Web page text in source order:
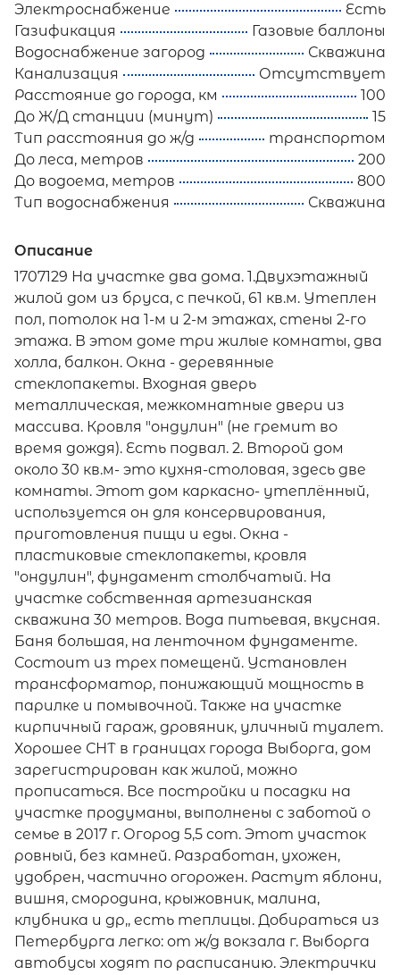
Электроснабжение
Есть
Газификация
Газовые баллоны
Водоснабжение загород
Скважина
Канализация
Отсутствует
Расстояние до города, км
100
До Ж/Д станции (минут)
15
Тип расстояния до ж/д
транспортом
До леса, метров
200
До водоема, метров
800
Тип водоснабжения
Скважина
Описание
1707129 На участке два дома. 1.Двухэтажный
жилой дом из бруса, с печкой, 61 кв.м. Утеплен
пол, потолок на 1-м и 2-м этажах, стены 2-го
этажа. В этом доме три жилые комнаты, два
холла, балкон. Окна - деревянные
стеклопакеты. Входная дверь
металлическая, межкомнатные двери из
массива. Кровля "ондулин" (не гремит во
время дождя). Есть подвал. 2. Второй дом
около 30 кв.м- это кухня-столовая, здесь две
комнаты. Этот дом каркасно- утеплённый,
используется он для консервирования,
приготовления пищи и еды. Окна -
пластиковые стеклопакеты, кровля
"ондулин", фундамент столбчатый. На
участке собственная артезианская
скважина 30 метров. Вода питьевая, вкусная.
Баня большая, на ленточном фундаменте.
Состоит из трех помещенй. Установлен
трансформатор, понижающий мощность в
парилке и помывочной. Также на участке
кирпичный гараж, дровяник, уличный туалет.
Хорошее СНТ в границах города Выборга, дом
зарегистрирован как жилой, можно
прописаться. Все постройки и посадки на
участке продуманы, выполнены с заботой о
семье в 2017 г. Огород 5,5 сот. Этот участок
ровный, без камней. Разработан, ухожен,
удобрен, частично огорожен. Растут яблони,
вишня, смородина, крыжовник, малина,
клубника и др,, есть теплицы. Добираться из
Петербурга легко: от ж/д вокзала г. Выборга
автобусы ходят по расписанию. Электрички